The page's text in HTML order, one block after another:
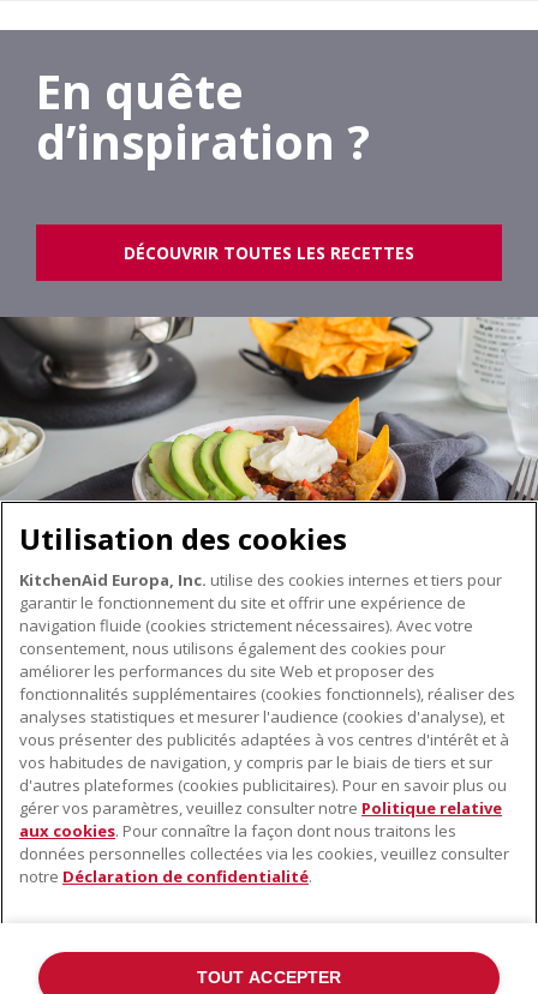
En quête
d’inspiration ?
DÉCOUVRIR TOUTES LES RECETTES
À PROPOS DE KITCHENAID
À propos de KitchenAid
Histoire de la marque
Communiqués de presse
ODR
NOS PRODUITS
Petits électroménagers
Matériel de cuisine
Accessoires
SERVICE CLIENT
Trouver un magasin
Utilisation des cookies
KitchenAid Europa, Inc. utilise des cookies internes et tiers pour
garantir le fonctionnement du site et offrir une expérience de
navigation fluide (cookies strictement nécessaires). Avec votre
consentement, nous utilisons également des cookies pour
améliorer les performances du site Web et proposer des
fonctionnalités supplémentaires (cookies fonctionnels), réaliser des
analyses statistiques et mesurer l'audience (cookies d'analyse), et
vous présenter des publicités adaptées à vos centres d'intérêt et à
vos habitudes de navigation, y compris par le biais de tiers et sur
d'autres plateformes (cookies publicitaires). Pour en savoir plus ou
gérer vos paramètres, veuillez consulter notre Politique relative
aux cookies. Pour connaître la façon dont nous traitons les
données personnelles collectées via les cookies, veuillez consulter
notre Déclaration de confidentialité.
TOUT ACCEPTER